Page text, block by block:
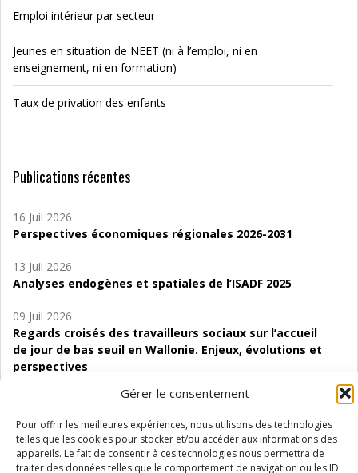
Gérer le consentement
Pour offrir les meilleures expériences, nous utilisons des technologies
telles que les cookies pour stocker et/ou accéder aux informations des
appareils. Le fait de consentir à ces technologies nous permettra de
traiter des données telles que le comportement de navigation ou les ID
Emploi intérieur par secteur
Jeunes en situation de NEET (ni à l’emploi, ni en
enseignement, ni en formation)
Taux de privation des enfants
Publications récentes
16 Juil 2026
Perspectives économiques régionales 2026-2031
13 Juil 2026
Analyses endogènes et spatiales de l’ISADF 2025
09 Juil 2026
Regards croisés des travailleurs sociaux sur l’accueil
de jour de bas seuil en Wallonie. Enjeux, évolutions et
perspectives
d’accompagnement à l’autocréation d’emploi (SAACE)
01 Juil 2026